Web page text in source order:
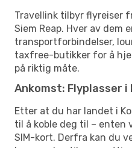
Travellink tilbyr flyreiser
Siem Reap. Hver av dem
transportforbindelser,
taxfree-butikker for å
på riktig måte.
Ankomst: Flyplasser i
Etter at du har landet i
til å koble deg til – enten
SIM-kort. Derfra kan du